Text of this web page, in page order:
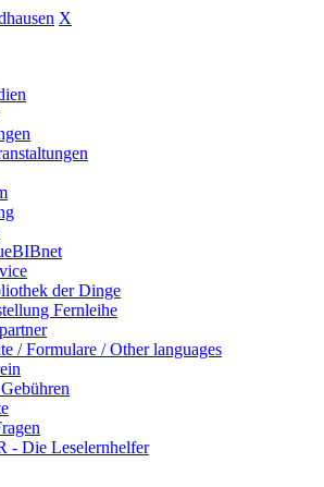
X
der Dinge
Fernleihe
/ Formulare / Other languages
- Die Leselernhelfer